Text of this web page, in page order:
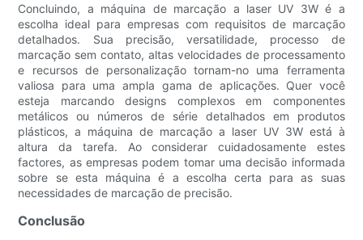
Concluindo, a máquina de marcação a laser UV 3W é a
escolha ideal para empresas com requisitos de marcação
detalhados. Sua precisão, versatilidade, processo de
marcação sem contato, altas velocidades de processamento
e recursos de personalização tornam-no uma ferramenta
valiosa para uma ampla gama de aplicações. Quer você
esteja marcando designs complexos em componentes
metálicos ou números de série detalhados em produtos
plásticos, a máquina de marcação a laser UV 3W está à
altura da tarefa. Ao considerar cuidadosamente estes
factores, as empresas podem tomar uma decisão informada
sobre se esta máquina é a escolha certa para as suas
necessidades de marcação de precisão.
Conclusão